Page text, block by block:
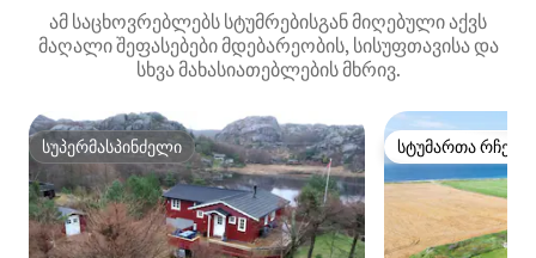
ამ საცხოვრებლებს სტუმრებისგან მიღებული აქვს
მაღალი შეფასებები მდებარეობის, სისუფთავისა და
სხვა მახასიათებლების მხრივ.
სუპერმასპინძელი
სუპერმასპინძელი სტუმართა
სტუმართა